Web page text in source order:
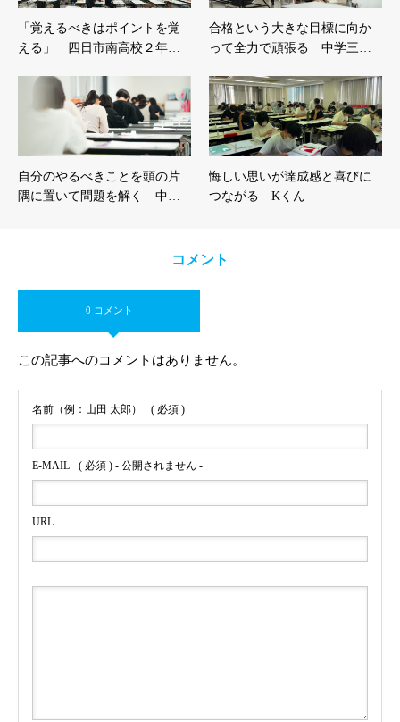
「覚えるべきはポイントを覚
える」 四日市南高校２年…
合格という大きな目標に向か
って全力で頑張る 中学三…
自分のやるべきことを頭の片
隅に置いて問題を解く 中…
悔しい思いが達成感と喜びに
つながる Kくん
コメント
0 コメント
この記事へのコメントはありません。
名前（例：山田 太郎） ( 必須 )
E-MAIL ( 必須 ) - 公開されません -
URL